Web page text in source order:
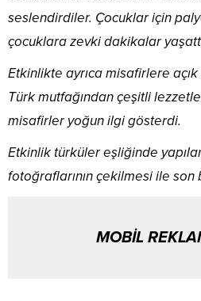
fotoğraflarının çekilmesi ile son
MOBİL
Benzer Konular